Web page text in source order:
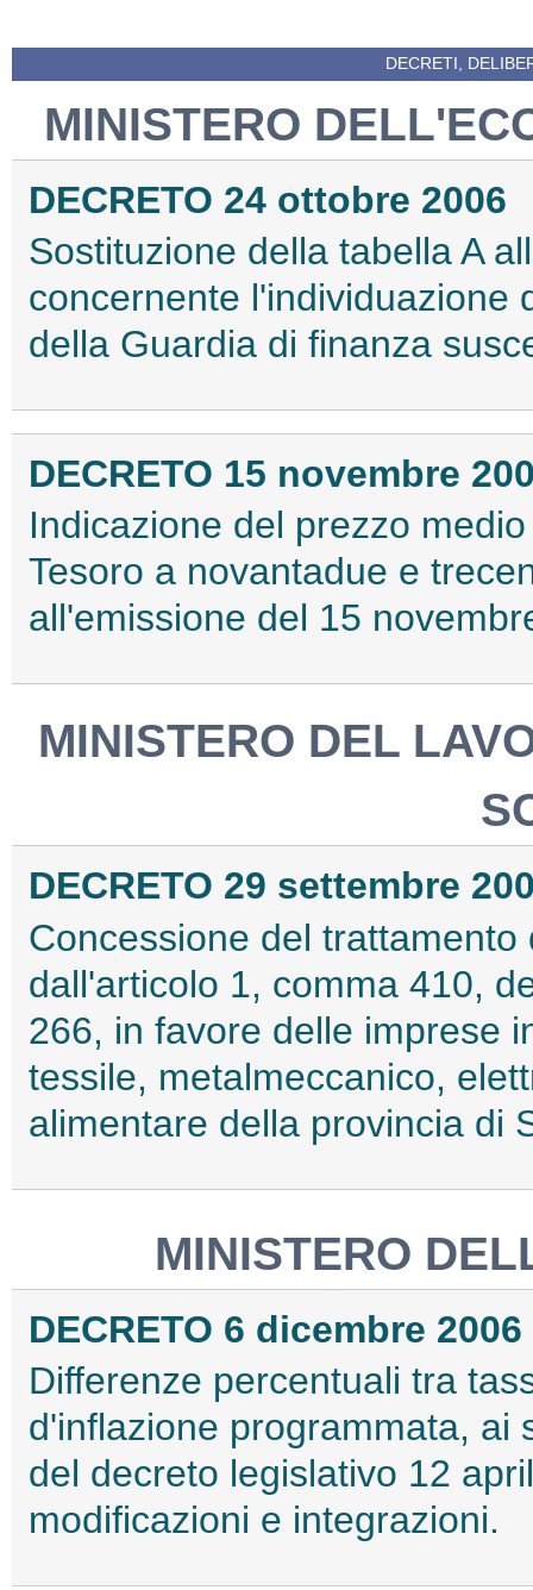
DECRETI,
MINISTERO
DECRETO 24 ottobre 2006
Sostituzione della tabella A
concernente l'individuazione
della Guardia di finanza
DECRETO 15 novembre
Indicazione del prezzo
Tesoro a novantadue e
all'emissione del 15
MINISTERO DEL
DECRETO 29 settembre
Concessione del
dall'articolo 1, comma 410,
266, in favore delle imprese
tessile, metalmeccanico,
alimentare della provincia di
MINISTERO
DECRETO 6 dicembre 2006
Differenze percentuali tra
d'inflazione programmata, ai
del decreto legislativo 12
modificazioni e integrazioni.